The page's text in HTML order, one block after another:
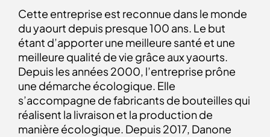
Cette entreprise est reconnue dans le monde
du yaourt depuis presque 100 ans. Le but
étant d’apporter une meilleure santé et une
meilleure qualité de vie grâce aux yaourts.
Depuis les années 2000, l’entreprise prône
une démarche écologique. Elle
s’accompagne de fabricants de bouteilles qui
réalisent la livraison et la production de
manière écologique. Depuis 2017, Danone